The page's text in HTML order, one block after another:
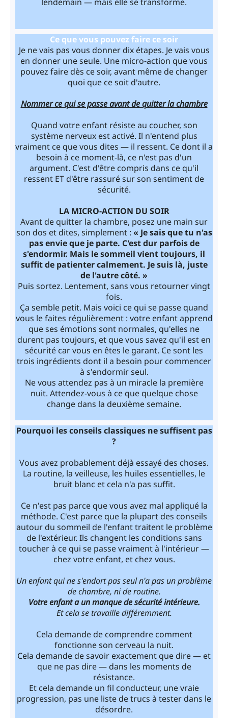
Ce que vous pouvez faire ce soir
Je ne vais pas vous donner dix étapes. Je vais vous
en donner une seule. Une micro-action que vous
pouvez faire dès ce soir, avant même de changer
quoi que ce soit d'autre.
Nommer ce qui se passe avant de quitter la chambre
Quand votre enfant résiste au coucher, son
système nerveux est activé. Il n'entend plus
vraiment ce que vous dites — il ressent. Ce dont il a
besoin à ce moment-là, ce n'est pas d'un
argument. C'est d'être compris dans ce qu'il
ressent ET d'être rassuré sur son sentiment de
sécurité.
LA MICRO-ACTION DU SOIR
Avant de quitter la chambre, posez une main sur
son dos et dites, simplement : « Je sais que tu n'as
pas envie que je parte. C'est dur parfois de
s'endormir. Mais le sommeil vient toujours, il
suffit de patienter calmement. Je suis là, juste
de l'autre côté. »
Puis sortez. Lentement, sans vous retourner vingt
fois.
Ça semble petit. Mais voici ce qui se passe quand
vous le faites régulièrement : votre enfant apprend
que ses émotions sont normales, qu'elles ne
durent pas toujours, et que vous savez qu'il est en
sécurité car vous en êtes le garant. Ce sont les
trois ingrédients dont il a besoin pour commencer
à s'endormir seul.
Ne vous attendez pas à un miracle la première
nuit. Attendez-vous à ce que quelque chose
change dans la deuxième semaine.
Pourquoi les conseils classiques ne suffisent pas
?
Vous avez probablement déjà essayé des choses.
La routine, la veilleuse, les huiles essentielles, le
bruit blanc et cela n'a pas suffit.
Ce n'est pas parce que vous avez mal appliqué la
méthode. C'est parce que la plupart des conseils
autour du sommeil de l'enfant traitent le problème
de l'extérieur. Ils changent les conditions sans
toucher à ce qui se passe vraiment à l'intérieur —
chez votre enfant, et chez vous.
Un enfant qui ne s'endort pas seul n'a pas un problème
de chambre, ni de routine.
Votre enfant a un manque de sécurité intérieure.
Et cela se travaille différemment.
Cela demande de comprendre comment
fonctionne son cerveau la nuit.
Cela demande de savoir exactement que dire — et
que ne pas dire — dans les moments de
résistance.
Et cela demande un fil conducteur, une vraie
progression, pas une liste de trucs à tester dans le
désordre.